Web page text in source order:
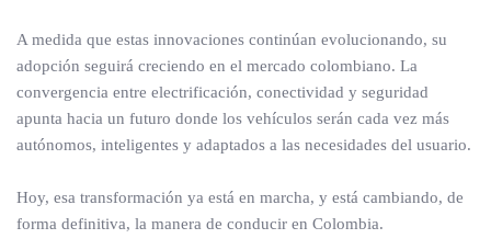
A medida que estas innovaciones continúan evolucionando, su
adopción seguirá creciendo en el mercado colombiano. La
convergencia entre electrificación, conectividad y seguridad
apunta hacia un futuro donde los vehículos serán cada vez más
autónomos, inteligentes y adaptados a las necesidades del usuario.
Hoy, esa transformación ya está en marcha, y está cambiando, de
forma definitiva, la manera de conducir en Colombia.